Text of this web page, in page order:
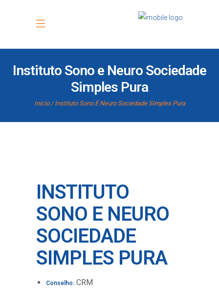
Instituto Sono e Neuro Sociedade
Simples Pura
Início Instituto Sono E Neuro Sociedade Simples Pura
INSTITUTO
SONO E NEURO
SOCIEDADE
SIMPLES PURA
Conselho: CRM